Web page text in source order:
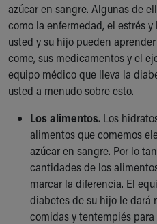
azúcar en sangre. Algunas de
como la enfermedad, el estrés
usted y su hijo pueden
come, sus medicamentos y el
equipo médico que lleva la
usted a menudo sobre esto.
Los alimentos. Los
alimentos que comemos
azúcar en sangre. Por lo
cantidades de los
marcar la diferencia. El
diabetes de su hijo le dará
comidas y tentempiés